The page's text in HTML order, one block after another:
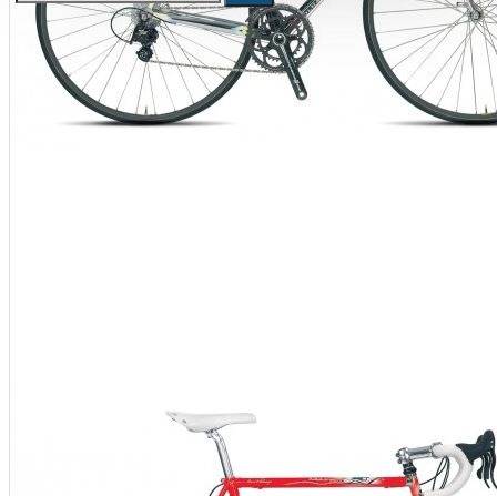
Kerékpár állvány, tárolás,
szerelő állvány, műhely és üzlet
berendezés
Állvány, tároló, fali tartó konzol, kampó
Kombó ajánlatok
Sí és snowboard